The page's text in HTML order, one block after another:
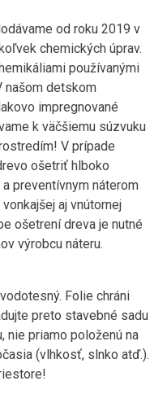
od roku 2019 v
chemických úprav.
používanými
našom detskom
impregnované
k väčšiemu súzvuku
V prípade
ošetriť hlboko
preventívnym náterom
aj vnútornej
ošetrení dreva je nutné
výrobcu náteru.
Folie chráni
preto stavebné sadu
nie priamo položenú na
(vlhkosť, slnko atď.).